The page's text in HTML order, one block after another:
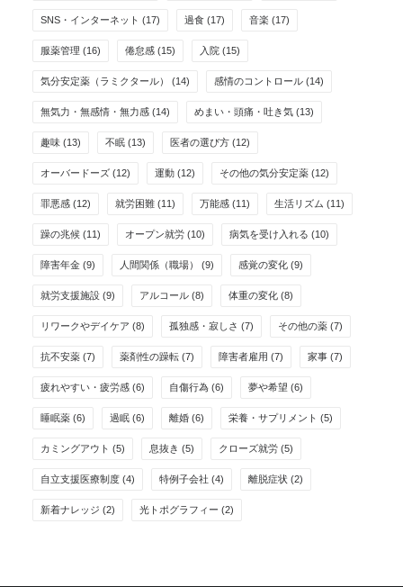
SNS・インターネット (17) 過食 (17) 音楽 (17)
服薬管理 (16) 倦怠感 (15) 入院 (15)
気分安定薬（ラミクタール） (14) 感情のコントロール (14)
無気力・無感情・無力感 (14) めまい・頭痛・吐き気 (13)
趣味 (13) 不眠 (13) 医者の選び方 (12)
オーバードーズ (12) 運動 (12) その他の気分安定薬 (12)
罪悪感 (12) 就労困難 (11) 万能感 (11) 生活リズム (11)
躁の兆候 (11) オープン就労 (10) 病気を受け入れる (10)
障害年金 (9) 人間関係（職場） (9) 感覚の変化 (9)
就労支援施設 (9) アルコール (8) 体重の変化 (8)
リワークやデイケア (8) 孤独感・寂しさ (7) その他の薬 (7)
抗不安薬 (7) 薬剤性の躁転 (7) 障害者雇用 (7) 家事 (7)
疲れやすい・疲労感 (6) 自傷行為 (6) 夢や希望 (6)
睡眠薬 (6) 過眠 (6) 離婚 (6) 栄養・サプリメント (5)
カミングアウト (5) 息抜き (5) クローズ就労 (5)
自立支援医療制度 (4) 特例子会社 (4) 離脱症状 (2)
新着ナレッジ (2) 光トポグラフィー (2)